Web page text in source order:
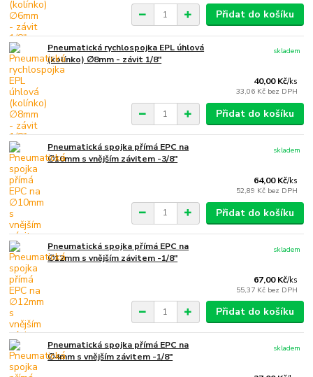
Přidat do košíku
Pneumatická rychlospojka EPL úhlová
(kolínko) ∅8mm - závit 1/8"
40,00 Kč/ks
33,06 Kč bez DPH
skladem
Přidat do košíku
Pneumatická spojka přímá EPC na
∅10mm s vnějším závitem -3/8"
64,00 Kč/ks
52,89 Kč bez DPH
skladem
Přidat do košíku
Pneumatická spojka přímá EPC na
∅12mm s vnějším závitem -1/8"
67,00 Kč/ks
55,37 Kč bez DPH
skladem
Přidat do košíku
Pneumatická spojka přímá EPC na
∅4mm s vnějším závitem -1/8"
skladem